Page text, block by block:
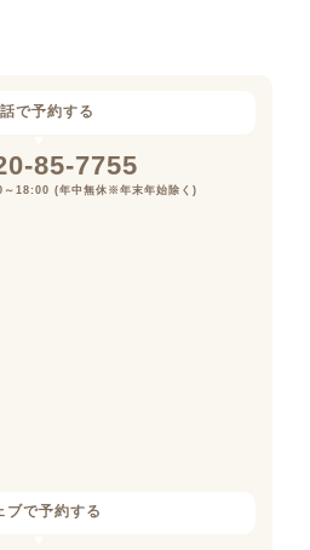
で予約する
85-7755
～18:00 (年中無休※年末年始除く)
ブで予約する